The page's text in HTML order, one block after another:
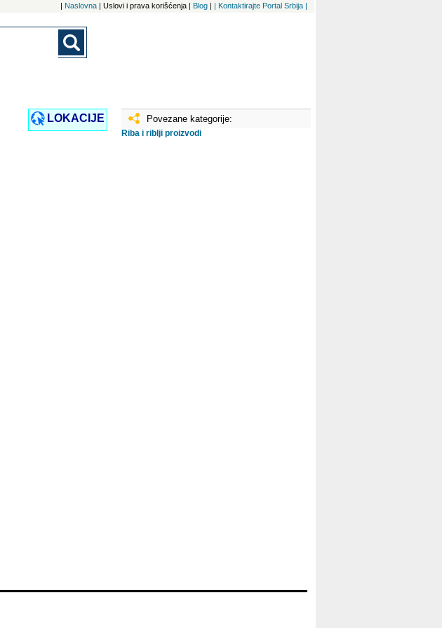
| Naslovna | Uslovi i prava korišćenja | Blog | | Kontaktirajte Portal Srbija |
LOKACIJE Povezane kategorije:
Riba i riblji proizvodi